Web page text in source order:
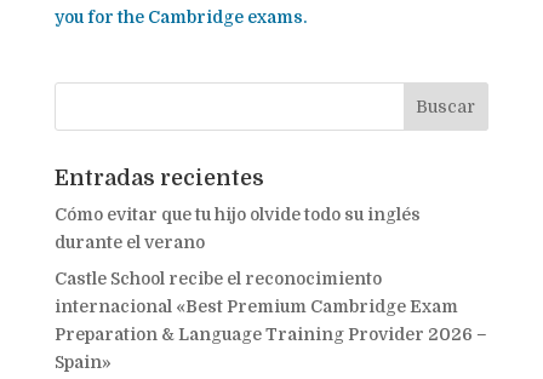
you for the Cambridge exams.
Entradas recientes
Cómo evitar que tu hijo olvide todo su inglés
durante el verano
Castle School recibe el reconocimiento
internacional «Best Premium Cambridge Exam
Preparation & Language Training Provider 2026 –
Spain»